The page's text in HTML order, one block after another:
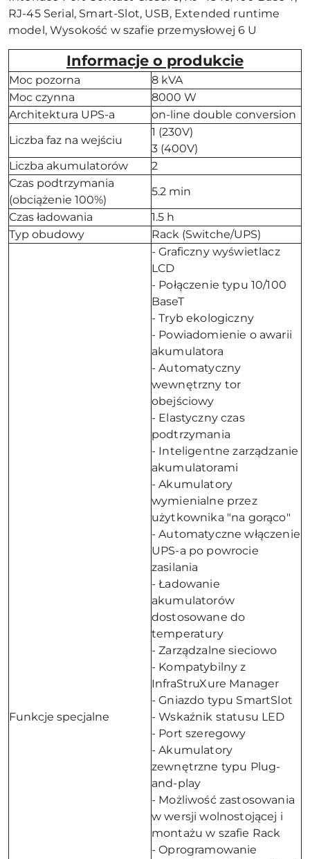
RJ-45 Serial, Smart-Slot, USB, Extended runtime
model, Wysokość w szafie przemysłowej 6 U
Informacje o produkcie
Moc pozorna
8 kVA
Moc czynna
8000 W
Architektura UPS-a
on-line double conversion
Liczba faz na wejściu
1 (230V)
3 (400V)
Liczba akumulatorów
2
Czas podtrzymania
(obciążenie 100%)
5.2 min
Czas ładowania
1.5 h
Typ obudowy
Rack (Switche/UPS)
Funkcje specjalne
- Graficzny wyświetlacz
LCD
- Połączenie typu 10/100
BaseT
- Tryb ekologiczny
- Powiadomienie o awarii
akumulatora
- Automatyczny
wewnętrzny tor
obejściowy
- Elastyczny czas
podtrzymania
- Inteligentne zarządzanie
akumulatorami
- Akumulatory
wymienialne przez
użytkownika "na gorąco"
- Automatyczne włączenie
UPS-a po powrocie
zasilania
- Ładowanie
akumulatorów
dostosowane do
temperatury
- Zarządzalne sieciowo
- Kompatybilny z
InfraStruXure Manager
- Gniazdo typu SmartSlot
- Wskaźnik statusu LED
- Port szeregowy
- Akumulatory
zewnętrzne typu Plug-
and-play
- Możliwość zastosowania
w wersji wolnostojącej i
montażu w szafie Rack
- Oprogramowanie